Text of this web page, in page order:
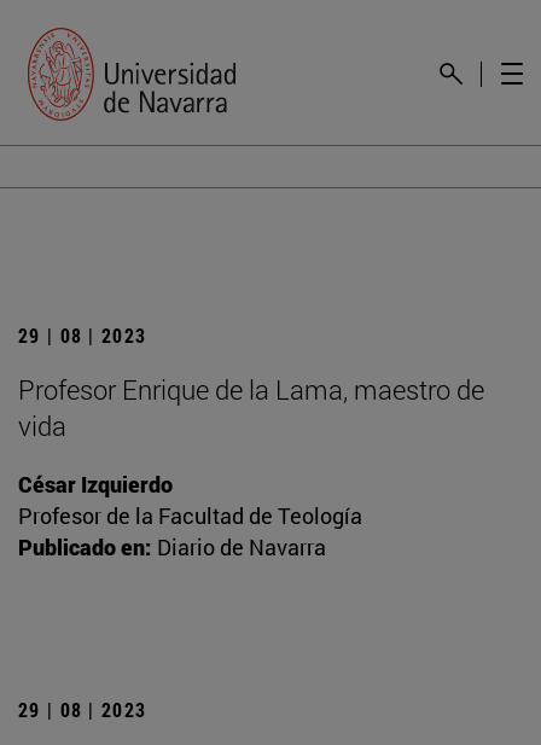
29 | 08 | 2023
Profesor Enrique de la Lama, maestro de
vida
César Izquierdo
Profesor de la Facultad de Teología
Publicado en: Diario de Navarra
29 | 08 | 2023